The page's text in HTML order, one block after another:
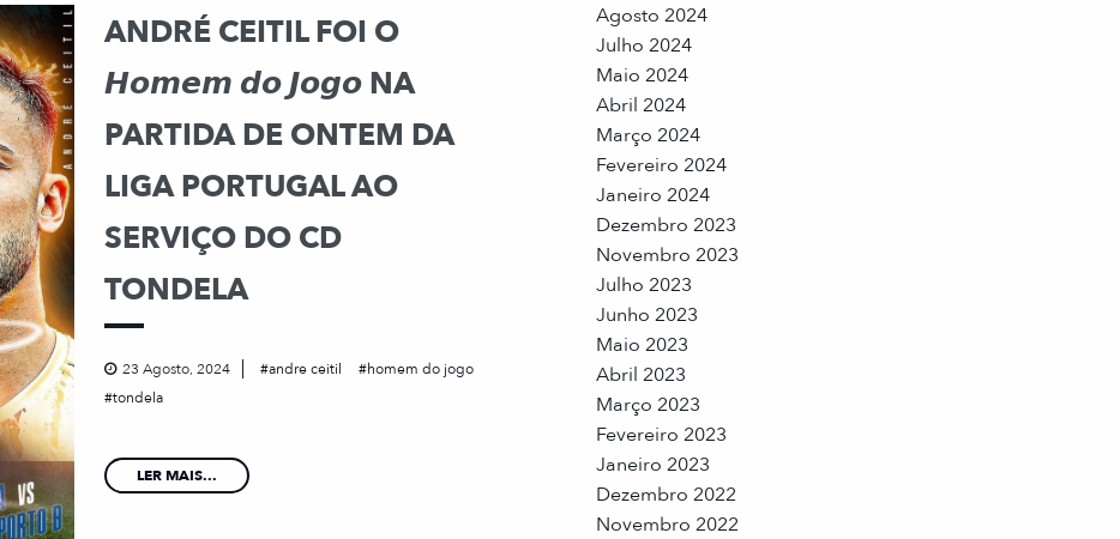
ANDRÉ CEITIL FOI O
𝙃𝙤𝙢𝙚𝙢 𝙙𝙤 𝙅𝙤𝙜𝙤 NA
PARTIDA DE ONTEM DA
LIGA PORTUGAL AO
SERVIÇO DO CD
TONDELA
23 Agosto, 2024 andre ceitil
homem do jogo
tondela
LER MAIS...
Agosto 2024
Julho 2024
Maio 2024
Abril 2024
Março 2024
Fevereiro 2024
Janeiro 2024
Dezembro 2023
Novembro 2023
Julho 2023
Junho 2023
Maio 2023
Abril 2023
Março 2023
Fevereiro 2023
Janeiro 2023
Dezembro 2022
Novembro 2022